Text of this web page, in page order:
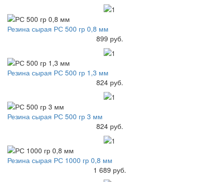
Резина сырая РС 500 гр 0,8 мм
899 руб.
Резина сырая РС 500 гр 1,3 мм
824 руб.
Резина сырая РС 500 гр 3 мм
824 руб.
Резина сырая РС 1000 гр 0,8 мм
1 689 руб.